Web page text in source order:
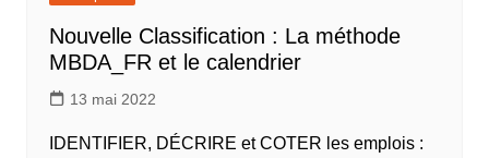
Nouvelle Classification : La méthode
MBDA_FR et le calendrier
13 mai 2022
IDENTIFIER, DÉCRIRE et COTER les emplois :